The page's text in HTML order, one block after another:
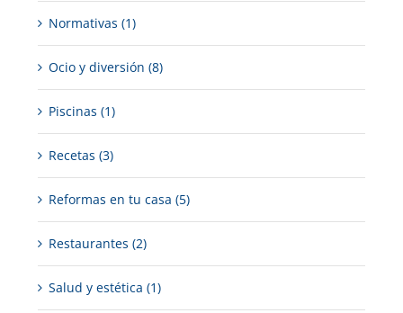
Normativas (1)
Ocio y diversión (8)
Piscinas (1)
Recetas (3)
Reformas en tu casa (5)
Restaurantes (2)
Salud y estética (1)